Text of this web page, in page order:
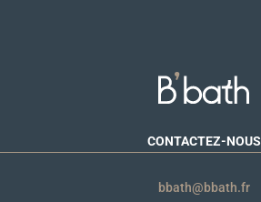
CONTACTEZ-NOUS
bbath@bbath.fr